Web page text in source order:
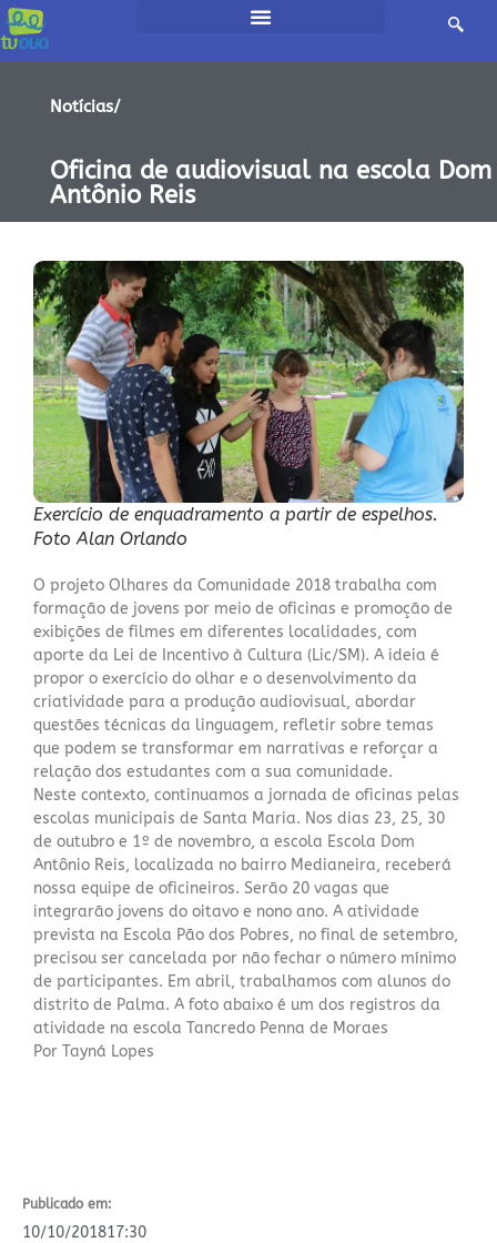
Notícias/
Oficina de audiovisual na escola Dom
Antônio Reis
Exercício de enquadramento a partir de espelhos.
Foto Alan Orlando
O projeto Olhares da Comunidade 2018 trabalha com
formação de jovens por meio de oficinas e promoção de
exibições de filmes em diferentes localidades, com
aporte da Lei de Incentivo à Cultura (Lic/SM). A ideia é
propor o exercício do olhar e o desenvolvimento da
criatividade para a produção audiovisual, abordar
questões técnicas da linguagem, refletir sobre temas
que podem se transformar em narrativas e reforçar a
relação dos estudantes com a sua comunidade.
Neste contexto, continuamos a jornada de oficinas pelas
escolas municipais de Santa Maria. Nos dias 23, 25, 30
de outubro e 1º de novembro, a escola Escola Dom
Antônio Reis, localizada no bairro Medianeira, receberá
nossa equipe de oficineiros. Serão 20 vagas que
integrarão jovens do oitavo e nono ano. A atividade
prevista na Escola Pão dos Pobres, no final de setembro,
precisou ser cancelada por não fechar o número mínimo
de participantes. Em abril, trabalhamos com alunos do
distrito de Palma. A foto abaixo é um dos registros da
atividade na escola Tancredo Penna de Moraes
Por Tayná Lopes
Publicado em:
10/10/201817:30